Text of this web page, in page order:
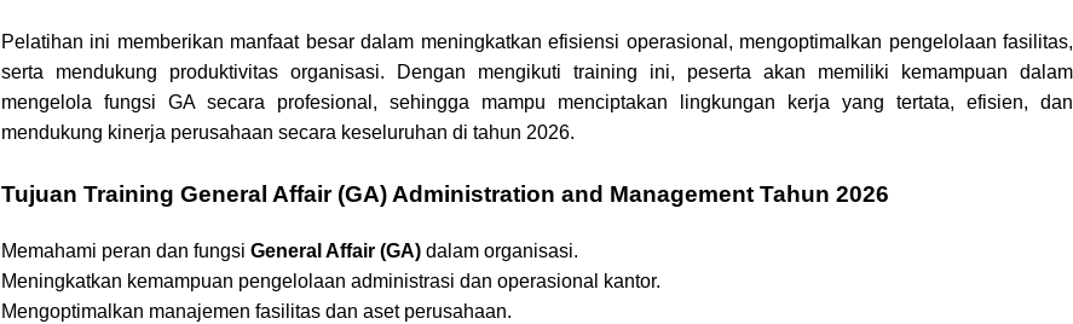
Pelatihan ini memberikan manfaat besar dalam meningkatkan efisiensi operasional, mengoptimalkan pengelolaan fasilitas,
serta mendukung produktivitas organisasi. Dengan mengikuti training ini, peserta akan memiliki kemampuan dalam
mengelola fungsi GA secara profesional, sehingga mampu menciptakan lingkungan kerja yang tertata, efisien, dan
mendukung kinerja perusahaan secara keseluruhan di tahun 2026.
Tujuan Training General Affair (GA) Administration and Management Tahun 2026
Memahami peran dan fungsi General Affair (GA) dalam organisasi.
Meningkatkan kemampuan pengelolaan administrasi dan operasional kantor.
Mengoptimalkan manajemen fasilitas dan aset perusahaan.